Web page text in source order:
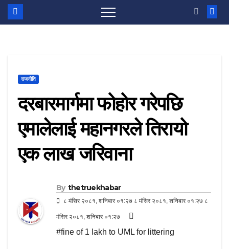
राजनीति
दरबारमार्गमा फोहोर गरेपछि
एमालेलाई महानगरले तिरायो
एक लाख जरिवाना
By thetruekhabar
८ मंसिर २०८१, शनिबार ०१:२७ ८ मंसिर २०८१, शनिबार ०१:२७ ८
मंसिर २०८१, शनिबार ०१:२७
#fine of 1 lakh to UML for littering